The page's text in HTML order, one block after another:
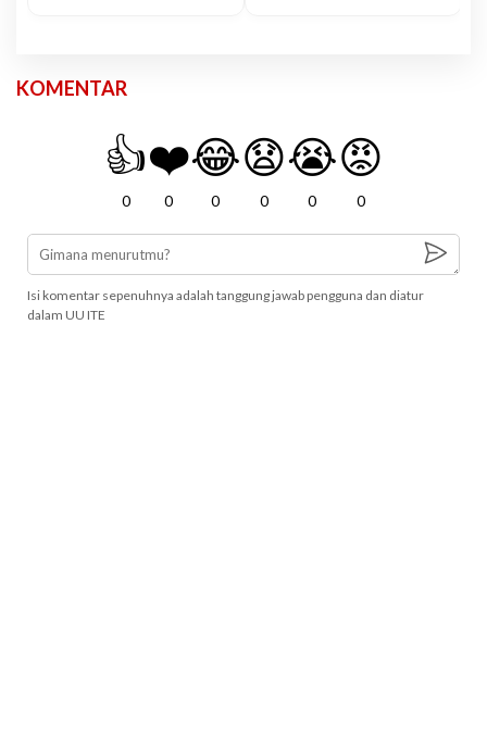
KOMENTAR
👍
0
❤️
0
😂
0
😧
0
😭
0
😡
0
Isi komentar sepenuhnya adalah tanggung jawab pengguna dan diatur
dalam UU ITE